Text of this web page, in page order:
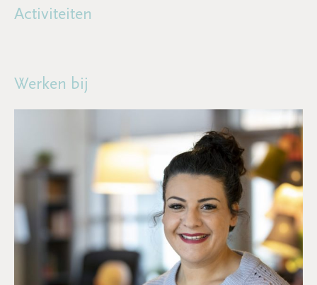
Activiteiten
Werken bij